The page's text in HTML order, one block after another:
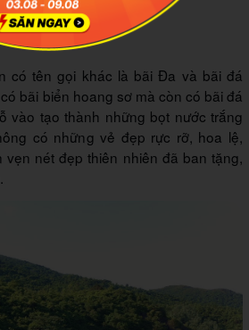
có tên gọi khác là bãi Đa và bãi đá
bãi biển hoang sơ mà còn có bãi đá
vào tạo thành những bọt nước trắng
có những vẻ đẹp rực rỡ, hoa lệ,
nét đẹp thiên nhiên đã ban tặng,